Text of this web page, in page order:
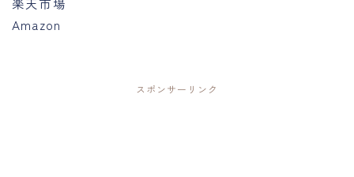
Amazon
スポンサーリンク